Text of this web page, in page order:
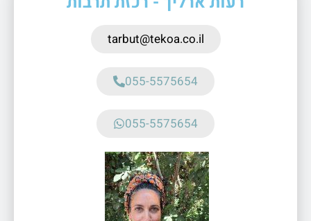
tarbut@tekoa.co.il
055-5575654
055-5575654